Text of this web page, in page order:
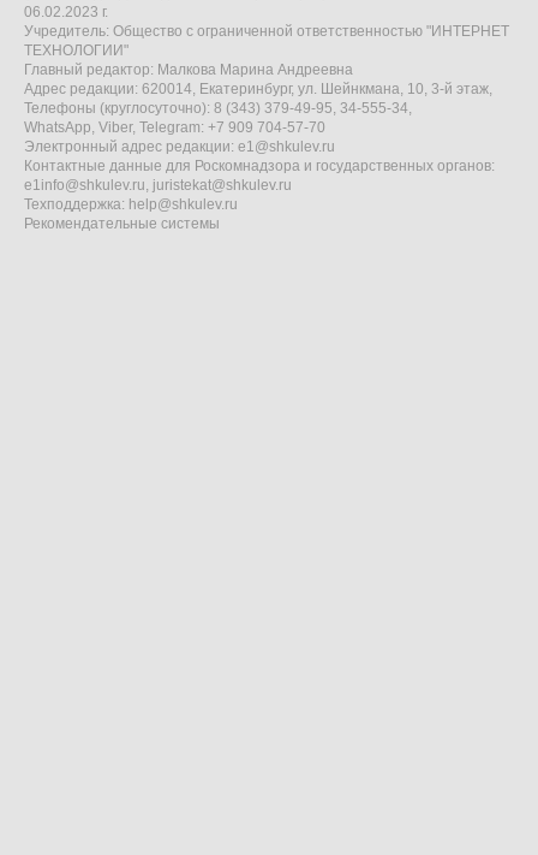
06.02.2023 г.
Учредитель: Общество с ограниченной ответственностью "ИНТЕРНЕТ
ТЕХНОЛОГИИ"
Главный редактор: Малкова Марина Андреевна
Адрес редакции: 620014, Екатеринбург, ул. Шейнкмана, 10, 3-й этаж,
Телефоны (круглосуточно): 8 (343) 379-49-95, 34-555-34,
WhatsApp, Viber, Telegram: +7 909 704-57-70
Электронный адрес редакции: e1@shkulev.ru
Контактные данные для Роскомнадзора и государственных органов:
e1info@shkulev.ru, juristekat@shkulev.ru
Техподдержка: help@shkulev.ru
Рекомендательные системы